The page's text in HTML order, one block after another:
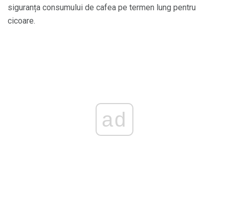
siguranța consumului de cafea pe termen lung pentru
cicoare.
ad